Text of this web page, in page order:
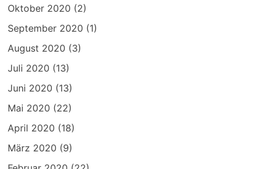
Oktober 2020 (2)
September 2020 (1)
August 2020 (3)
Juli 2020 (13)
Juni 2020 (13)
Mai 2020 (22)
April 2020 (18)
März 2020 (9)